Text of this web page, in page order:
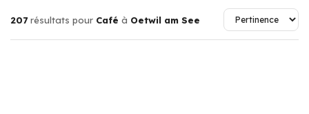
207 résultats pour Café à Oetwil am See